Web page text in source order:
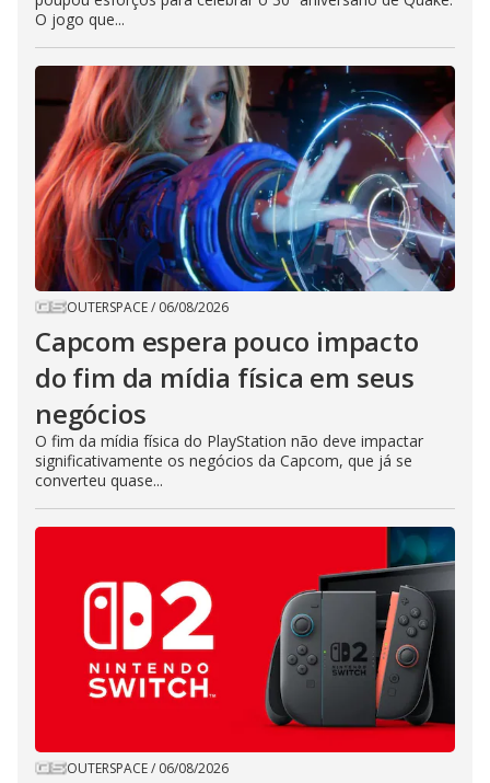
O jogo que...
OUTERSPACE/ 06/08/2026
Capcom espera pouco impacto
do fim da mídia física em seus
negócios
O fim da mídia física do PlayStation não deve impactar
significativamente os negócios da Capcom, que já se
converteu quase...
OUTERSPACE/ 06/08/2026